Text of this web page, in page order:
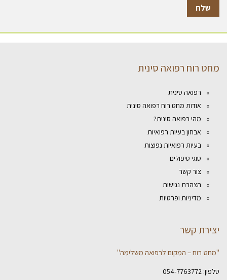
מחט רוח רפואה סינית
רפואה סינית
אודות מחט רוח רפואה סינית
מהי רפואה סינית?
אבחון בעיות רפואיות
בעיות רפואיות נפוצות
סוגי טיפולים
צור קשר
הצהרת נגישות
מדיניות ופרטיות
יצירת קשר
"מחט רוח – המקום לרפואה משלימה"
טלפון: 054-7763772